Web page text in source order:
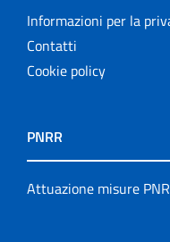
Informazioni per la
Contatti
Cookie policy
PNRR
Attuazione misure